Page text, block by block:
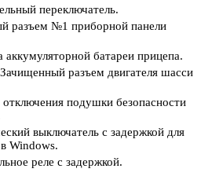
переключатель.
разъем №1 приборной панели
аккумуляторной батареи прицепа.
разъем двигателя шасси
подушки безопасности
выключатель с задержкой для
Windows.
реле с задержкой.